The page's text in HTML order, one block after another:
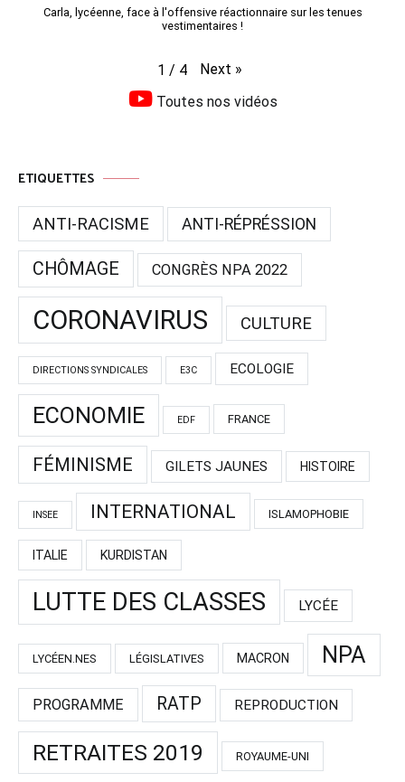
Carla, lycéenne, face à l'offensive réactionnaire sur les tenues
vestimentaires !
1 / 4 Next »
Toutes nos vidéos
ETIQUETTES
ANTI-RACISME ANTI-RÉPRÉSSION
CHÔMAGE CONGRÈS NPA 2022
CORONAVIRUS CULTURE
DIRECTIONS SYNDICALES E3C ECOLOGIE
ECONOMIE EDF FRANCE
FÉMINISME GILETS JAUNES HISTOIRE
INSEE INTERNATIONAL ISLAMOPHOBIE
ITALIE KURDISTAN
LUTTE DES CLASSES LYCÉE
LYCÉEN.NES LÉGISLATIVES MACRON NPA
PROGRAMME RATP REPRODUCTION
RETRAITES 2019 ROYAUME-UNI